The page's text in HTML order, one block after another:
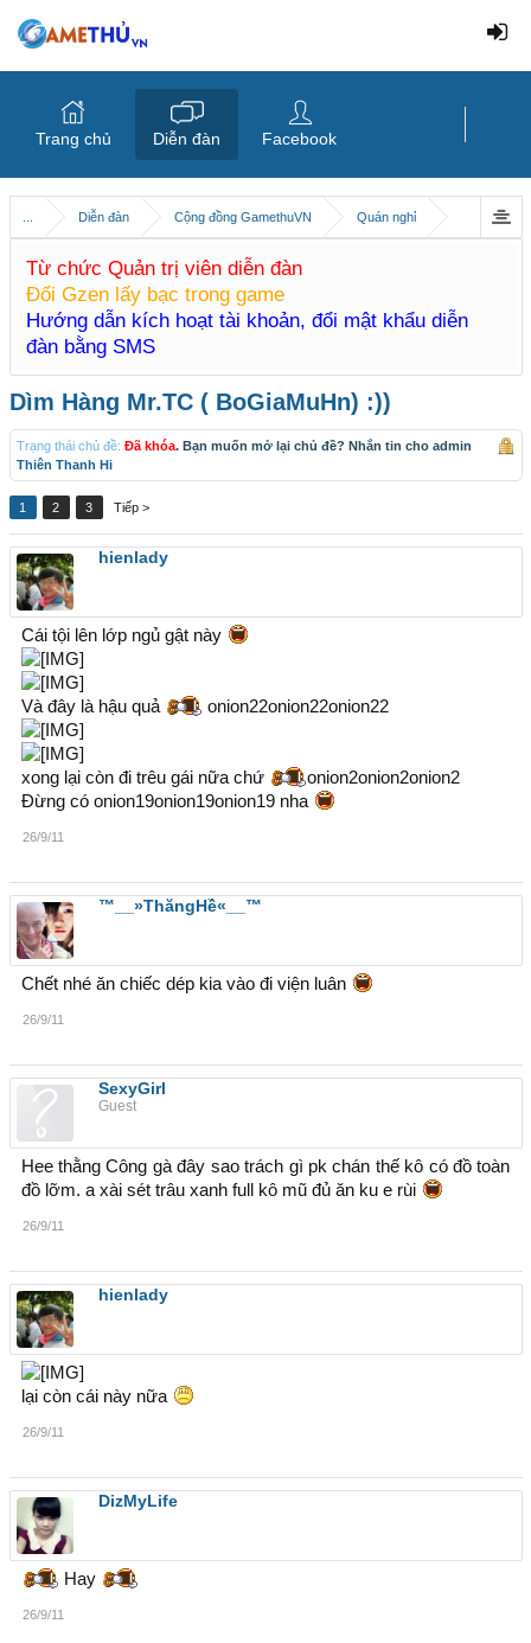
Diễn đàn Cộng đồng GamethuVN Quán nghỉ
Từ chức Quản trị viên diễn đàn
Đổi Gzen lấy bạc trong game
Hướng dẫn kích hoạt tài khoản, đổi mật khẩu diễn
đàn bằng SMS
Dìm Hàng Mr.TC ( BoGiaMuHn) :))
Trạng thái chủ đề: Đã khóa. Bạn muốn mở lại chủ đề? Nhắn tin cho admin
Thiên Thanh Hi
1 2 3 Tiếp >
hienlady
Cái tội lên lớp ngủ gật này
Và đây là hậu quả onion22onion22onion22
xong lại còn đi trêu gái nữa chứ
onion2onion2onion2
Đừng có onion19onion19onion19 nha
26/9/11
™__»ThăngHề«__™
Chết nhé ăn chiếc dép kia vào đi viện luân
26/9/11
SexyGirl
Guest
Hee thằng Công gà đây sao trách gì pk chán thế kô có đồ toàn
đồ lỡm. a xài sét trâu xanh full kô mũ đủ ăn ku e rùi
26/9/11
hienlady
lại còn cái này nữa
26/9/11
DizMyLife
Hay
26/9/11
Trang chủ Diễn đàn Facebook